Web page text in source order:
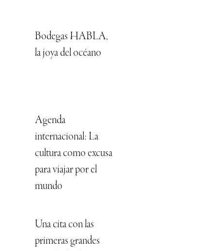
Bodegas HABLA,
la joya del océano
Agenda
internacional: La
cultura como excusa
para viajar por el
mundo
Una cita con las
primeras grandes